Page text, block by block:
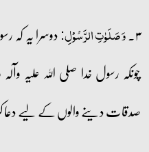
۳۔ وَ صَلَوٰتِ الرَّسُوۡلِ:دوسرا یہ کہ
چونکہ رسول خدا صلی اللہ علیہ
صدقات دینے والوں کے لیے دعا